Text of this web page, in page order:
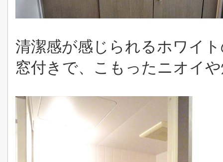
清潔感が感じられるホワイ
窓付きで、こもったニオイ